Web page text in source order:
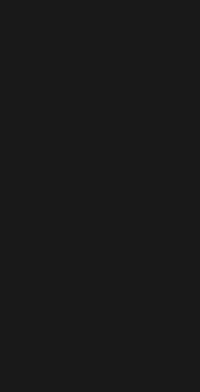
nueva ventana)
ventana)